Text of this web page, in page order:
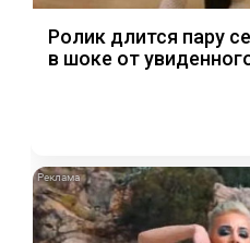
Ролик длится пару
в шоке от